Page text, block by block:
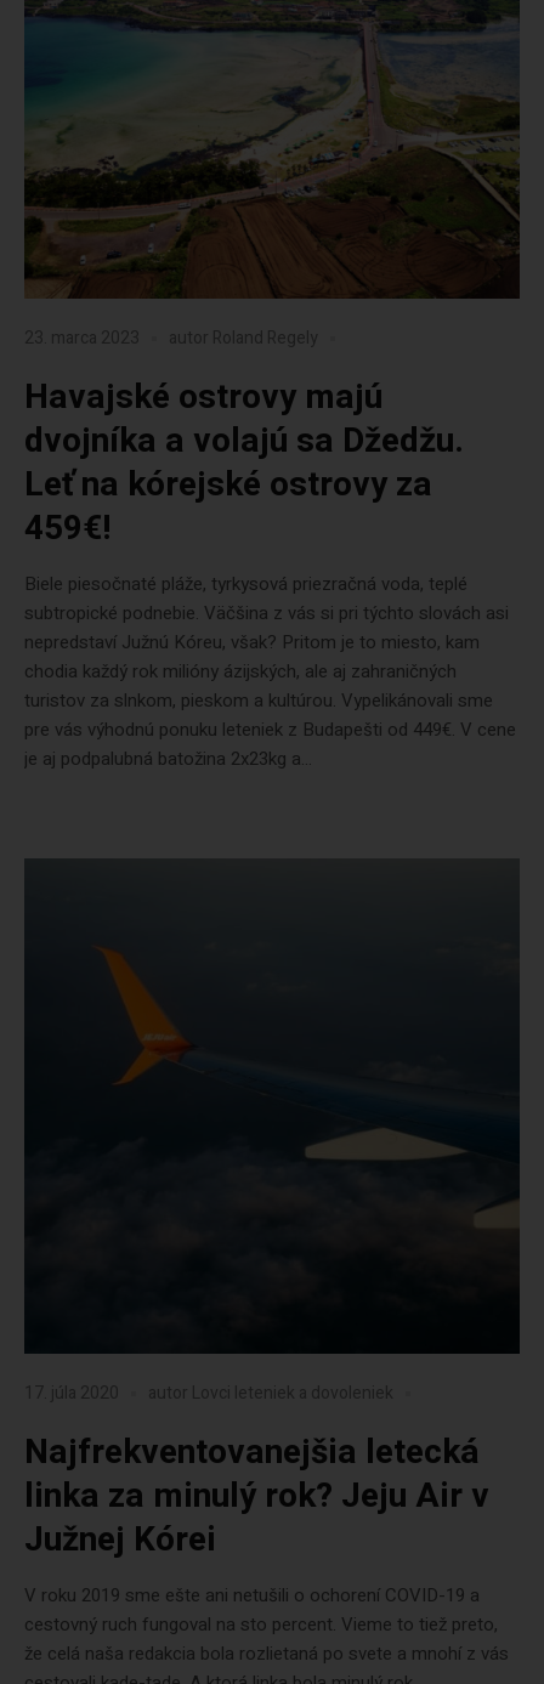
23. marca 2023 autor Roland Regely
Havajské ostrovy majú
dvojníka a volajú sa Džedžu.
Leť na kórejské ostrovy za
459€!
Biele piesočnaté pláže, tyrkysová priezračná voda, teplé
subtropické podnebie. Väčšina z vás si pri týchto slovách asi
nepredstaví Južnú Kóreu, však? Pritom je to miesto, kam
chodia každý rok milióny ázijských, ale aj zahraničných
turistov za slnkom, pieskom a kultúrou. Vypelikánovali sme
pre vás výhodnú ponuku leteniek z Budapešti od 449€. V cene
je aj podpalubná batožina 2x23kg a...
17. júla 2020 autor Lovci leteniek a dovoleniek
Najfrekventovanejšia letecká
linka za minulý rok? Jeju Air v
Južnej Kórei
V roku 2019 sme ešte ani netušili o ochorení COVID-19 a
cestovný ruch fungoval na sto percent. Vieme to tiež preto,
že celá naša redakcia bola rozlietaná po svete a mnohí z vás